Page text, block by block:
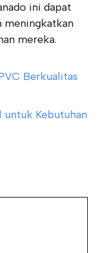
ini dapat
meningkatkan
mereka.
Berkualitas
untuk Kebutuhan